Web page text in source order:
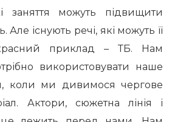
заняття можуть підвищити
Але існують речі, які можуть її
приклад – ТБ. Нам
використовувати наше
коли ми дивимося чергове
Актори, сюжетна лінія і